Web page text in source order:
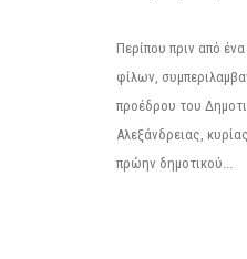
Περίπου πριν από
φίλων,
προέδρου του
Αλεξάνδρειας,
πρώην δημοτικού...